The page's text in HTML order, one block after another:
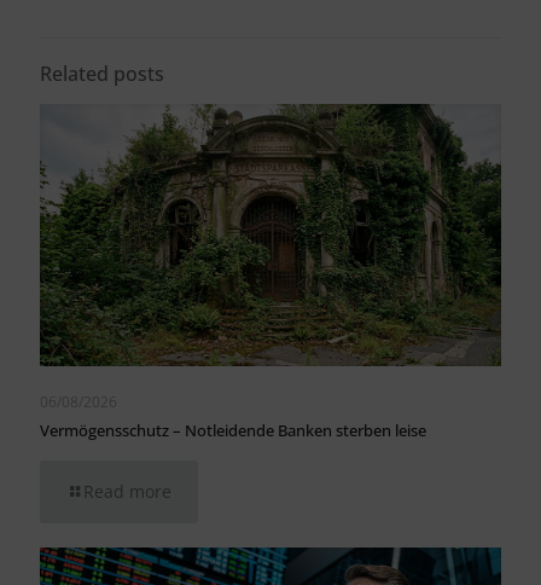
Related posts
06/08/2026
Vermögensschutz – Notleidende Banken sterben leise
Read more